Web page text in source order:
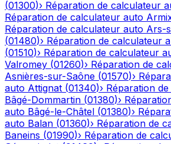
(01300)› Réparation de calculateur
Réparation de calculateur auto
Réparation de calculateur auto Ars-
(01480)› Réparation de calculateur
(01510)› Réparation de calculateur
Valromey (01260)› Réparation de
Asnières-sur-Saône (01570)›
auto Attignat (01340)› Réparation
Bâgé-Dommartin (01380)›
auto Bâgé-le-Châtel (01380)›
auto Balan (01360)› Réparation de
Baneins (01990)› Réparation de